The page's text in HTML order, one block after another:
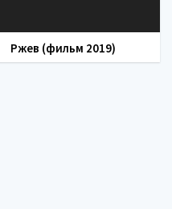
Ржев (фильм 2019)